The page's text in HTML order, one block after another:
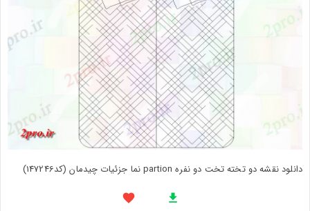
دانلود نقشه دو تخته تخت دو نفره partion نما جزئیات چیدمان (کد147246)